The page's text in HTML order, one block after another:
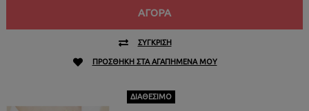
ΑΓΟΡΆ
ΣΎΓΚΡΙΣΗ
ΠΡΟΣΘΉΚΗ ΣΤΑ ΑΓΑΠΗΜΈΝΑ ΜΟΥ
ΔΙΑΘΈΣΙΜΟ